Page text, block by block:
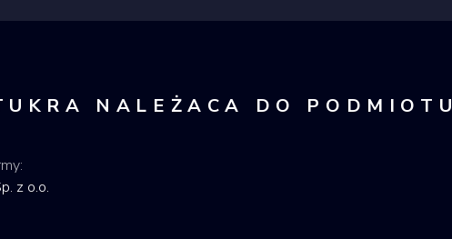
NALEŻACA DO PODMIOTU
z o.o.